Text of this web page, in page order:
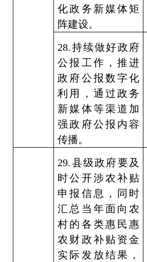
化政务新媒体矩
阵建设。
28.持续做好政府
公报工作，推进
政府公报数字化
利用，通过政务
新媒体等渠道加
强政府公报内容
传播。
29.县级政府要及
时公开涉农补贴
申报信息，同时
汇总当年面向农
村的各类惠民惠
农财政补贴资金
实际发放结果，